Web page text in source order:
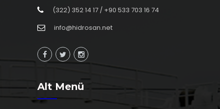
(322) 352 14 17 / +90 533 703 16 74
info@hidrosan.net
Alt Menü